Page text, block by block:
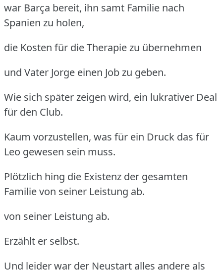
war Barça bereit, ihn samt Familie nach
Spanien zu holen,
die Kosten für die Therapie zu übernehmen
und Vater Jorge einen Job zu geben.
Wie sich später zeigen wird, ein lukrativer Deal
für den Club.
Kaum vorzustellen, was für ein Druck das für
Leo gewesen sein muss.
Plötzlich hing die Existenz der gesamten
Familie von seiner Leistung ab.
von seiner Leistung ab.
Erzählt er selbst.
Und leider war der Neustart alles andere als